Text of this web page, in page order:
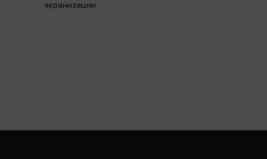
экранизации.